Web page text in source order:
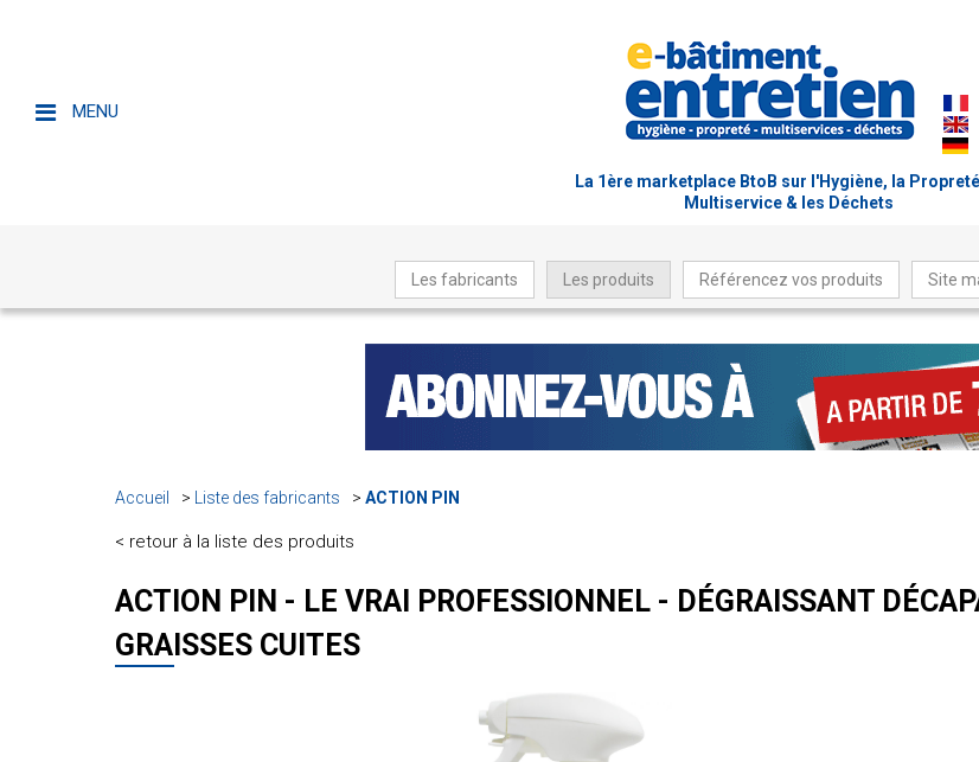
MENU
La 1ère marketplace BtoB sur l'Hygiène, la
Multiservice & les Déchets
Les fabricants Les produits Référencez vos produits Site
Accueil Liste des fabricants ACTION PIN
< retour à la liste des produits
ACTION PIN - LE VRAI PROFESSIONNEL - DÉGRAISSANT
GRAISSES CUITES